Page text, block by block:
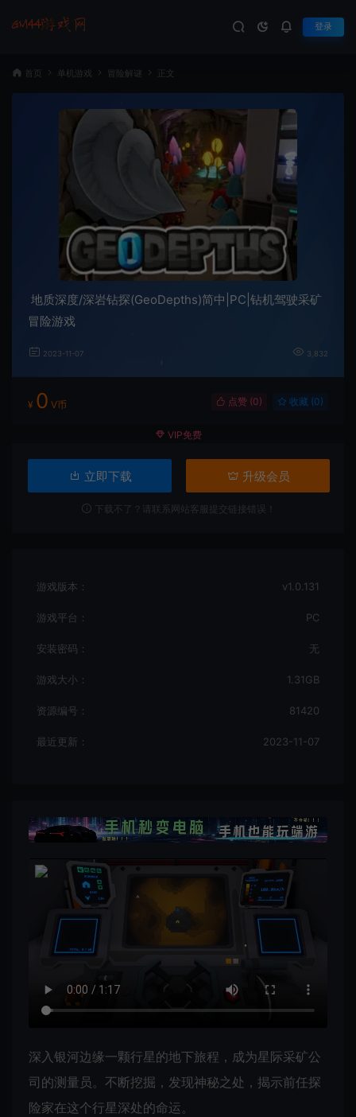
登录
首页 单机游戏 冒险解谜 正文
地质深度/深岩钻探(GeoDepths)简中|PC|钻机驾驶采矿
冒险游戏
2023-11-07 3,832
¥ 0 V币 点赞 (0) 收藏 (0)
VIP免费
立即下载 升级会员
下载不了？请联系网站客服提交链接错误！
游戏版本： v1.0.131
游戏平台： PC
安装密码： 无
游戏大小： 1.31GB
资源编号： 81420
最近更新： 2023-11-07
深入银河边缘一颗行星的地下旅程，成为星际采矿公
司的测量员。不断挖掘，发现神秘之处，揭示前任探
险家在这个行星深处的命运。